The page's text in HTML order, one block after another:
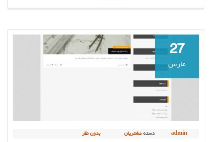
27
مارس
admin دسته مشتریان بدون نظر